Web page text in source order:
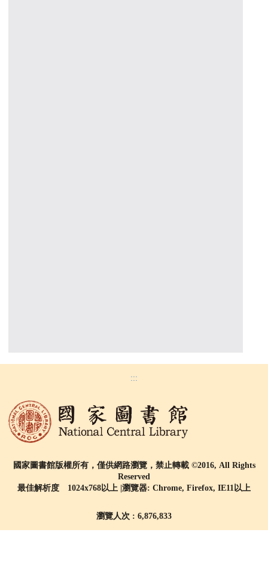
:::
國家圖書館版權所有，僅供網路瀏覽，禁止轉載 ©2016, All Rights
Reserved
最佳解析度 1024x768以上 |瀏覽器: Chrome, Firefox, IE11以上
瀏覽人次 : 6,876,833